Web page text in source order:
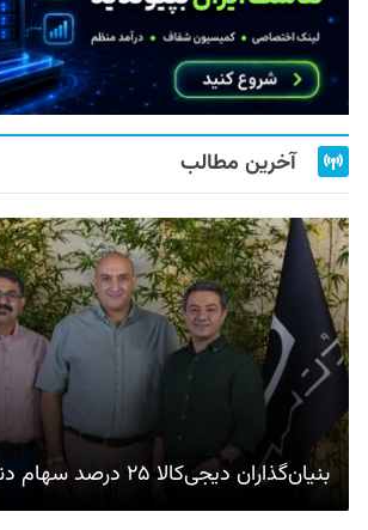
آخرین مطالب
بنیان‌گذاران دیجی‌کالا ۲۵ درصد سهام دنسه را خریدند